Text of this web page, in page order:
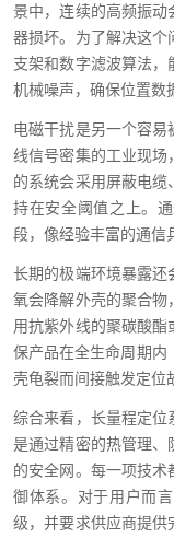
景中，连续的高频振
器损坏。为了解决这
支架和数字滤波算法
机械噪声，确保位置数
电磁干扰是另一个容
线信号密集的工业现场
的系统会采用屏蔽电
持在安全阈值之上。
段，像经验丰富的通信
长期的极端环境暴露还
氧会降解外壳的聚合
用抗紫外线的聚碳酸
保产品在全生命周期内
壳龟裂而间接触发定位
综合来看，长量程定
是通过精密的热管理
的安全网。每一项技
御体系。对于用户而
级，并要求供应商提